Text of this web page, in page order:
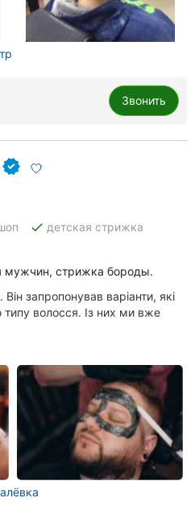
Звонить
done детская стрижка
мужчин, стрижка бороды.
запропонував варіанти, які
волосся. Із них ми вже